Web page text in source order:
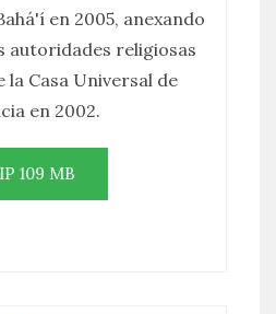
en 2005, anexando
autoridades religiosas
la Casa Universal de
en 2002.
109 MB